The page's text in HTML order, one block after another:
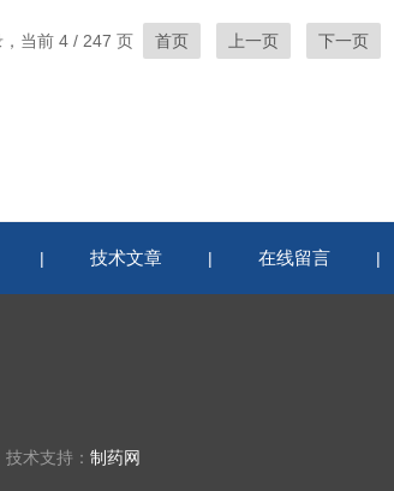
当前 4 / 247 页 首页 上一页 下一页
| 技术文章 | 在线留言 |
术支持： 制药网